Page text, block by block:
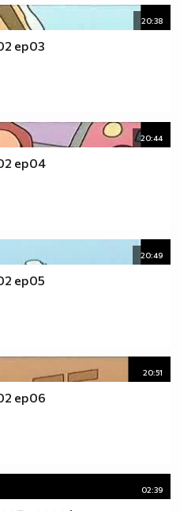
20:38
ep03
20:44
ep04
20:49
ep05
20:51
ep06
02:39